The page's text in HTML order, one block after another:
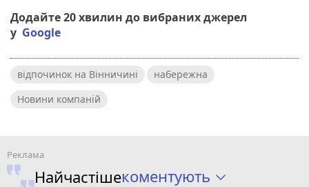
Додайте 20 хвилин до вибраних джерел
у Google
відпочинок на Вінничині
набережна
Новини компаній
Найчастішекоментують